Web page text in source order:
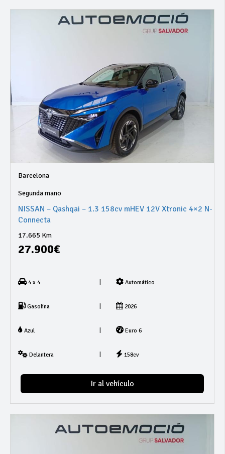
Barcelona
Segunda mano
NISSAN – Qashqai – 1.3 158cv mHEV 12V Xtronic 4×2 N-
Connecta
17.665 Km
27.900€
4 x 4 | Automático
Gasolina | 2026
Azul | Euro 6
Delantera | 158cv
Ir al vehículo